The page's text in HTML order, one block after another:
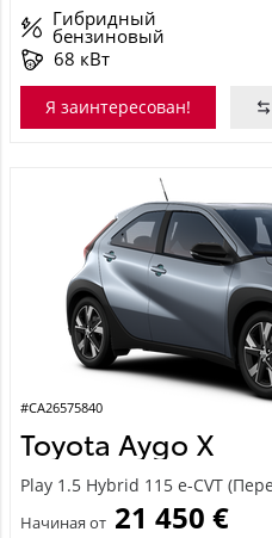
Гибридный
бензиновый
68 кВт
Я заинтересован!
#CA26575840
Toyota Aygo X
Play 1.5 Hybrid 115 e-CVT
Начиная от 21 450 €